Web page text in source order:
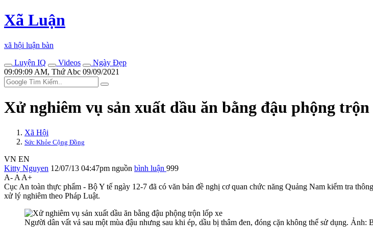
Xã Luận
xã hội luận bàn
Luyện IQ
Videos
Ngày Đẹp
09:09:09 AM, Thứ Abc 09/09/2021
Xử nghiêm vụ sản xuất dầu ăn bằng đậu phộng trộn
Xã Hội
Sức Khỏe Cộng Đồng
VN EN
Kitty Nguyen 12/07/13 04:47pm nguồn bình luận 999
A- A A+
Cục An toàn thực phẩm - Bộ Y tế ngày 12-7 đã có văn bản đề nghị cơ quan chức năng Quảng Nam kiểm tra
xử lý nghiêm theo Pháp Luật.
Người dân vất vả sau một mùa đậu nhưng sau khi ép, dầu bị thâm đen, đóng cặn không thể sử dụng.